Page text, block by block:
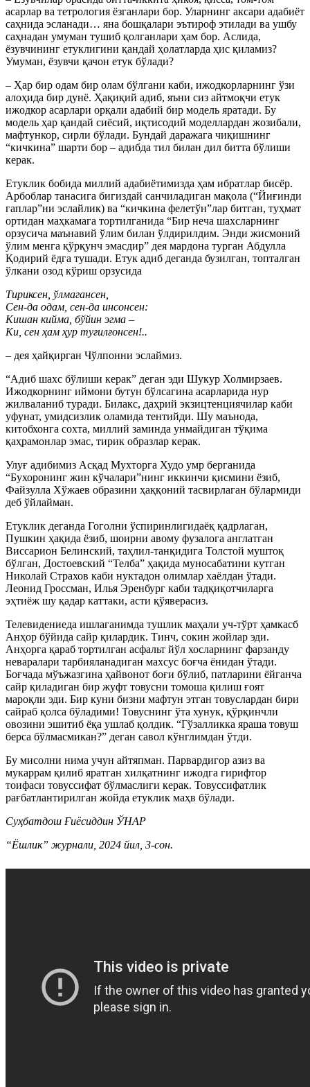
асарлар ва тетрология ёзганлари бор. Уларнинг аксари адабиёт
саҳнида эсланади… яна бошқалари эътироф этилади ва ушбу
саҳнадан умуман тушиб қолганлари ҳам бор. Аслида,
ёзувчининг етуклигини қандай ҳолатларда ҳис қиламиз?
Умуман, ёзувчи қачон етук бўлади?
– Ҳар бир одам бир олам бўлгани каби, ижодкорларнинг ўзи
алоҳида бир дунё. Ҳақиқий адиб, яъни сиз айтмоқчи етук
ижодкор асарлари орқали адабий бир модель яратади. Бу
модель ҳар қандай сиёсий, иқтисодий моделлардан жозибали,
мафтункор, сирли бўлади. Бундай даражага чиқишнинг
“кичкина” шарти бор – адибда тил билан дил битта бўлиши
керак.
Етуклик бобида миллий адабиётимизда ҳам ибратлар бисёр.
Арбоблар танасига бигиздай санчиладиган мақола (“Йиғинди
гаплар”ни эслайлик) ва “кичкина фелетўн”лар битган, туҳмат
ортидан маҳкамага тортилганида “Бир неча шахсларнинг
орзусича маънавий ўлим билан ўлдирилдим. Энди жисмоний
ўлим менга қўрқунч эмасдир” дея мардона турган Абдулла
Қодирий ёдга тушади. Етук адиб деганда бузилган, топталган
ўлкани озод кўриш орзусида
Тириксен, ўлмагансен,
Сен-да одам, сен-да инсонсен:
Кишан кийма, бўйин эгма –
Ки, сен ҳам ҳур туғилғонсен!..
– дея ҳайқирган Чўлпонни эслаймиз.
“Адиб шахс бўлиши керак” деган эди Шукур Холмирзаев.
Ижодкорнинг иймони бутун бўлсагина асарларида нур
жилваланиб туради. Билакс, даҳрий экзицтенциячилар каби
уфунат, умидсизлик оламида тентийди. Шу маънода,
китобхонга сохта, миллий заминда унмайдиган тўқима
қаҳрамонлар эмас, тирик образлар керак.
Улуғ адибимиз Асқад Мухторга Худо умр берганида
“Бухоронинг жин кўчалари”нинг иккинчи қисмини ёзиб,
Файзулла Хўжаев образини ҳаққоний тасвирлаган бўлармиди
деб ўйлайман.
Етуклик деганда Гоголни ўспиринлигидаёқ қадрлаган,
Пушкин ҳақида ёзиб, шоирни авому фузалога англатган
Виссарион Белинский, таҳлил-танқидига Толстой муштоқ
бўлган, Достоевский “Телба” ҳақида муносабатини кутган
Николай Страхов каби нуктадон олимлар хаёлдан ўтади.
Леонид Гроссман, Илья Эренбург каби тадқиқотчиларга
эҳтиёж шу қадар каттаки, асти қўяверасиз.
Телевидениеда ишлаганимда тушлик маҳали уч-тўрт ҳамкасб
Анҳор бўйида сайр қилардик. Тинч, сокин жойлар эди.
Анҳорга қараб тортилган асфальт йўл хосларнинг фарзанду
неваралари тарбияланадиган махсус боғча ёнидан ўтади.
Боғчада мўъжазгина ҳайвонот боғи бўлиб, патларини ёйганча
сайр қиладиган бир жуфт товусни томоша қилиш ғоят
мароқли эди. Бир куни бизни мафтун этган товуслардан бири
сайраб қолса бўладими! Товуснинг ўта хунук, қўрқинчли
овозини эшитиб ёқа ушлаб қолдик. “Гўзалликка яраша товуш
берса бўлмасмикан?” деган савол кўнглимдан ўтди.
Бу мисолни нима учун айтяпман. Парвардигор азиз ва
мукаррам қилиб яратган хилқатнинг ижодга гирифтор
тоифаси товуссифат бўлмаслиги керак. Товуссифатлик
рағбатлантирилган жойда етуклик маҳв бўлади.
Суҳбатдош Ғиёсиддин ЎНАР
“Ёшлик” журнали, 2024 йил, 3-сон.